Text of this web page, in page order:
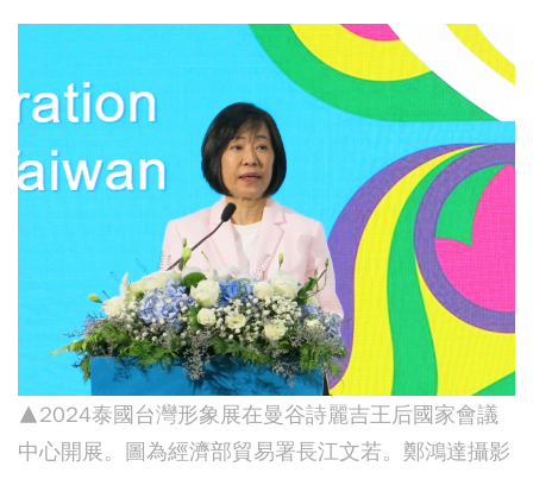
▲2024泰國台灣形象展在曼谷詩麗吉王后國家會議
中心開展。圖為經濟部貿易署長江文若。鄭鴻達攝影